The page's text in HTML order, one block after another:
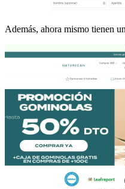
Además, ahora mismo tienen